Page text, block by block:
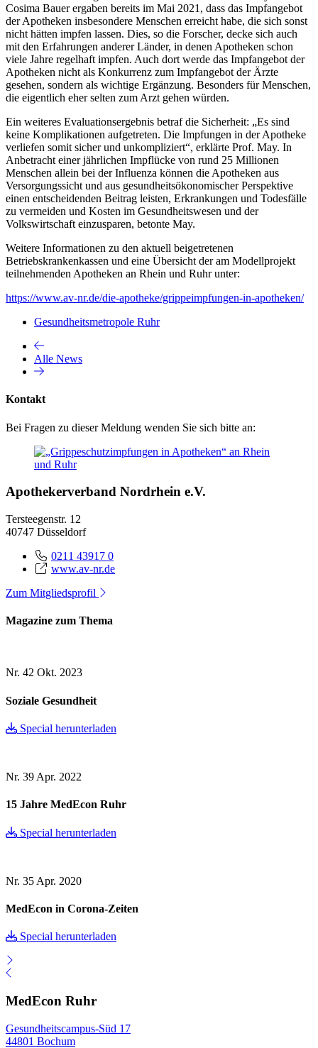
Cosima Bauer ergaben bereits im Mai 2021, dass das Impfangebot
der Apotheken insbesondere Menschen erreicht habe, die sich sonst
nicht hätten impfen lassen. Dies, so die Forscher, decke sich auch
mit den Erfahrungen anderer Länder, in denen Apotheken schon
viele Jahre regelhaft impfen. Auch dort werde das Impfangebot der
Apotheken nicht als Konkurrenz zum Impfangebot der Ärzte
gesehen, sondern als wichtige Ergänzung. Besonders für Menschen,
die eigentlich eher selten zum Arzt gehen würden.
Ein weiteres Evaluationsergebnis betraf die Sicherheit: „Es sind
keine Komplikationen aufgetreten. Die Impfungen in der Apotheke
verliefen somit sicher und unkompliziert“, erklärte Prof. May. In
Anbetracht einer jährlichen Impflücke von rund 25 Millionen
Menschen allein bei der Influenza können die Apotheken aus
Versorgungssicht und aus gesundheitsökonomischer Perspektive
einen entscheidenden Beitrag leisten, Erkrankungen und Todesfälle
zu vermeiden und Kosten im Gesundheitswesen und der
Volkswirtschaft einzusparen, betonte May.
Weitere Informationen zu den aktuell beigetretenen
Betriebskrankenkassen und eine Übersicht der am Modellprojekt
teilnehmenden Apotheken an Rhein und Ruhr unter:
https://www.av-nr.de/die-apotheke/grippeimpfungen-in-apotheken/
Gesundheitsmetropole Ruhr
Alle News
Kontakt
Bei Fragen zu dieser Meldung wenden Sie sich bitte an:
Apothekerverband Nordrhein e.V.
Tersteegenstr. 12
40747 Düsseldorf
0211 43917 0
www.av-nr.de
Zum Mitgliedsprofil
Magazine zum Thema
Nr. 42 Okt. 2023
Soziale Gesundheit
Special herunterladen
Nr. 39 Apr. 2022
15 Jahre MedEcon Ruhr
Special herunterladen
Nr. 35 Apr. 2020
MedEcon in Corona-Zeiten
Special herunterladen
MedEcon Ruhr
Gesundheitscampus-Süd 17
44801 Bochum